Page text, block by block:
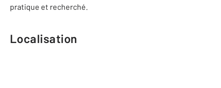
pratique et recherché.
Localisation